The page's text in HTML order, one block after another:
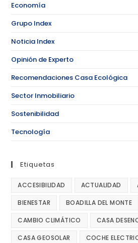
Economía
Grupo Index
Noticia Index
Opinión de Experto
Recomendaciones Casa Ecológica
Sector Inmobiliario
Sostenibilidad
Tecnología
Etiquetas
ACCESIBILIDAD ACTUALIDAD
BIENESTAR BOADILLA DEL MONTE
CAMBIO CLIMÁTICO CASA
CASA GEOSOLAR COCHE